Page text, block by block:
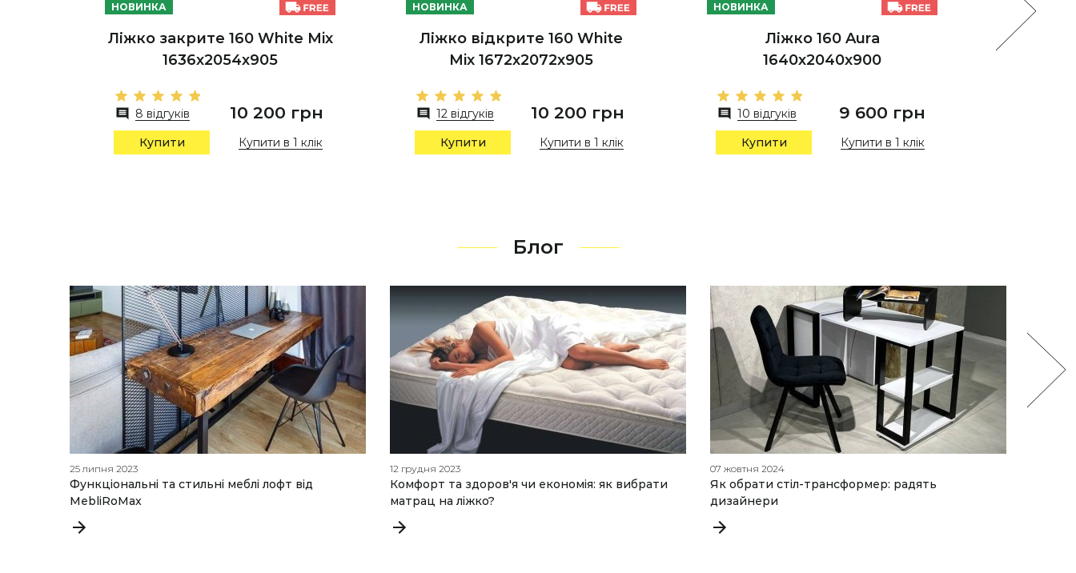
НОВИНКА
Ліжко закрите 160 White Mix
1636х2054х905
8 відгуків 10 200 грн
Купити Купити в 1 клік
НОВИНКА
Ліжко відкрите 160 White
Mix 1672х2072х905
12 відгуків 10 200 грн
Купити Купити в 1 клік
НОВИНКА
Ліжко 160 Aura
1640х2040х900
10 відгуків 9 600 грн
Купити Купити в 1 клік
НОВИНКА
Блог
25 липня 2023
Функціональні та стильні меблі лофт від
MebliRoMax
12 грудня 2023
Комфорт та здоров'я чи економія: як вибрати
матрац на ліжко?
07 жовтня 2024
Як обрати стіл-трансформер: радять
дизайнери